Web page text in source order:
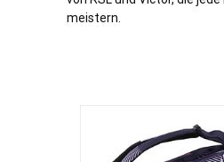
meistern.